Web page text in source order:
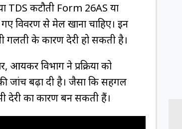
TDS कटौती Form 26AS या
से मेल खाना चाहिए। इन
गलती के कारण देरी हो सकती है।
आयकर विभाग ने प्रक्रिया को
जांच बढ़ा दी है। जैसा कि सहगल
देरी का कारण बन सकती हैं।